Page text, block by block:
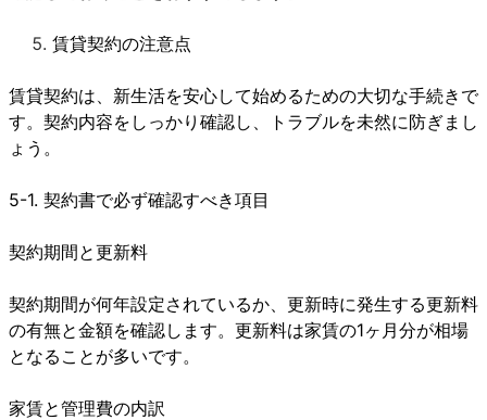
賃貸契約の注意点
賃貸契約は、新生活を安心して始めるための大切な手続きで
す。契約内容をしっかり確認し、トラブルを未然に防ぎまし
ょう。
5-1. 契約書で必ず確認すべき項目
契約期間と更新料
契約期間が何年設定されているか、更新時に発生する更新料
の有無と金額を確認します。更新料は家賃の1ヶ月分が相場
となることが多いです。
家賃と管理費の内訳